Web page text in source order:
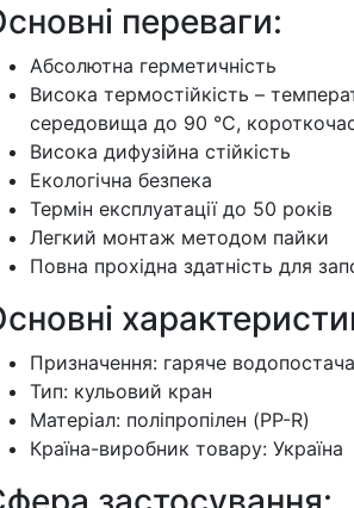
переваги:
Абсолютна герметичність
Висока термостійкість –
середовища до 90 °С,
Висока дифузійна стійкість
Екологічна безпека
Термін експлуатації до 50 років
Легкий монтаж методом пайки
Повна прохідна здатність для
Призначення: гаряче
Тип: кульовий кран
Матеріал: поліпропілен (PP-R)
Країна-виробник товару: Україна